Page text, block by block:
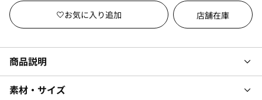
店舗在庫
商品説明
素材・サイズ